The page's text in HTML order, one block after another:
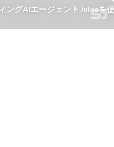
ングAIエージェントJulesを